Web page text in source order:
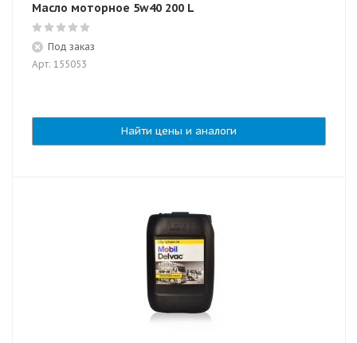
Масло моторное 5w40 200 L
Под заказ
Арт: 155053
Найти цены и аналоги